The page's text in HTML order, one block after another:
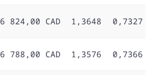
6 824,00 CAD 1,3648 0,7327
6 788,00 CAD 1,3576 0,7366